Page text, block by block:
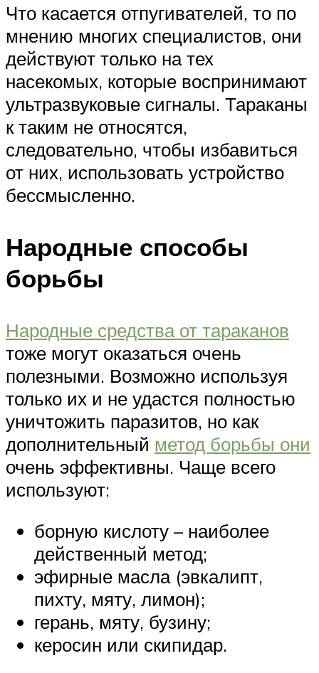
Что касается отпугивателей, то по
мнению многих специалистов, они
действуют только на тех
насекомых, которые воспринимают
ультразвуковые сигналы. Тараканы
к таким не относятся,
следовательно, чтобы избавиться
от них, использовать устройство
бессмысленно.
Народные способы
борьбы
Народные средства от тараканов
тоже могут оказаться очень
полезными. Возможно используя
только их и не удастся полностью
уничтожить паразитов, но как
дополнительный метод борьбы они
очень эффективны. Чаще всего
используют:
борную кислоту – наиболее
действенный метод;
эфирные масла (эвкалипт,
пихту, мяту, лимон);
герань, мяту, бузину;
керосин или скипидар.